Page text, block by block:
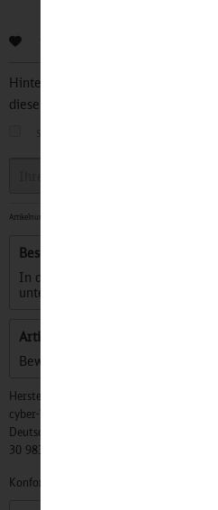
Hinterlegen Sie Ihre Email
diesen Artikel informiert.
Artikelnummer:
Beschreibung
In diesem Funktionsshirt kannst
unter Beweis stellen. Sein...
Artikel bewerten
Bewertungen lesen, schreiben
Hersteller:
cyber-Wear Heidelberg GmbH, Elsa-
Deutschland, Info@mycybergroup.com,
30 983 0
Konformitätserklärungen zu unseren